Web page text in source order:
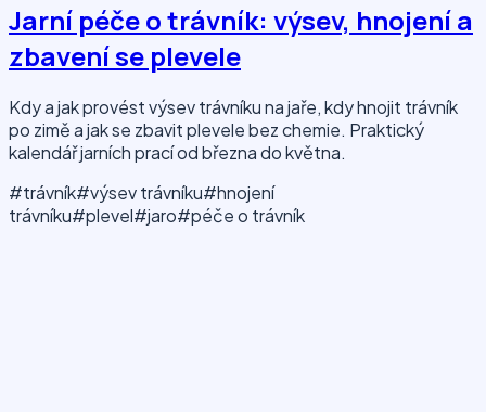
Jarní péče o trávník: výsev, hnojení a
zbavení se plevele
Kdy a jak provést výsev trávníku na jaře, kdy hnojit trávník
po zimě a jak se zbavit plevele bez chemie. Praktický
kalendář jarních prací od března do května.
#trávník#výsev trávníku#hnojení
trávníku#plevel#jaro#péče o trávník